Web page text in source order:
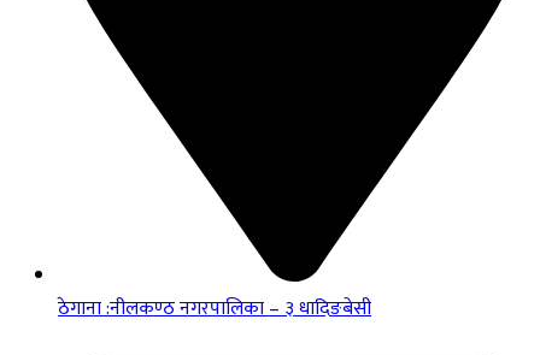
ठेगाना :नीलकण्ठ नगरपालिका – ३ धादिङबेसी